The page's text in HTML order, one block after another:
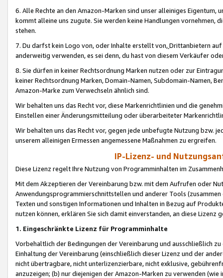
6. Alle Rechte an den Amazon-Marken sind unser alleiniges
kommt alleine uns zugute. Sie werden keine Handlungen vornehmen,
stehen.
7. Du darfst kein Logo von, oder Inhalte erstellt von,Drittanbietern auf
anderweitig verwenden, es sei denn, du hast von diesem Verkäufer
8. Sie dürfen in keiner Rechtsordnung Marken nutzen oder zur
keiner Rechtsordnung Marken, Domain-Namen, Subdomain-Namen,
Amazon-Marke zum Verwechseln ähnlich sind.
Wir behalten uns das Recht vor, diese Markenrichtlinien und die
Einstellen einer Änderungsmitteilung oder überarbeiteter
Wir behalten uns das Recht vor, gegen jede unbefugte Nutzung bzw.
unserem alleinigen Ermessen angemessene Maßnahmen zu ergreifen.
IP-Lizenz- und
Diese Lizenz regelt Ihre Nutzung von Programminhalten im
Mit dem Akzeptieren der Vereinbarung bzw. mit dem Aufrufen oder
Anwendungsprogrammierschnittstellen und anderer Tools (zusammen
Texten und sonstigen Informationen und Inhalten in Bezug auf
nutzen können, erklären Sie sich damit einverstanden, an diese Lizenz
1. Eingeschränkte Lizenz für Programminhalte
Vorbehaltlich der Bedingungen der Vereinbarung und ausschließlich
Einhaltung der Vereinbarung (einschließlich dieser Lizenz und der
nicht übertragbare, nicht unterlizenzierbare, nicht exklusive,
anzuzeigen; (b) nur diejenigen der Amazon-Marken zu verwenden